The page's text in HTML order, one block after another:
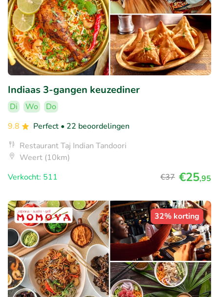
Indiaas 3-gangen keuzediner
Di Wo
Do
9.8
Perfect • 22 beoordelingen
Restaurant Taj Indian Tandoori
Weert (10km)
Verkocht: 511
€37 €25,95
32% korting